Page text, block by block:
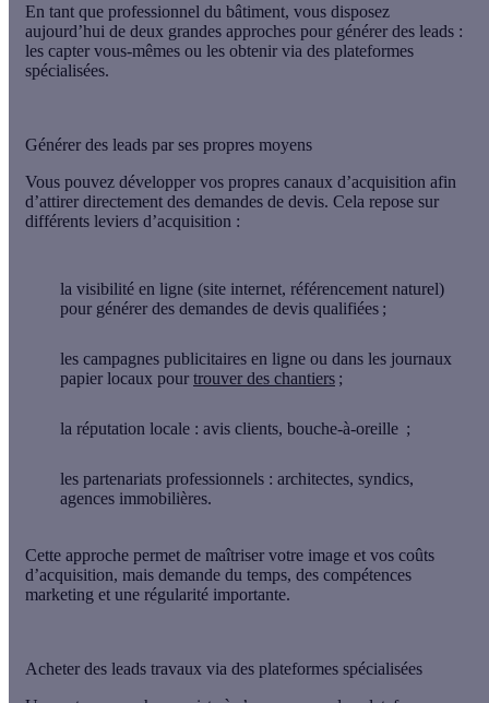
En tant que professionnel du bâtiment, vous disposez
aujourd’hui de deux grandes approches pour générer des leads :
les capter vous-mêmes ou les obtenir via des plateformes
spécialisées.
Générer des leads par ses propres moyens
Vous pouvez développer vos propres canaux d’acquisition afin
d’attirer directement des demandes de devis. Cela repose sur
différents leviers d’acquisition :
la visibilité en ligne (site internet, référencement naturel)
pour générer des demandes de devis qualifiées ;
les campagnes publicitaires en ligne ou dans les journaux
papier locaux pour trouver des chantiers ;
la réputation locale : avis clients, bouche-à-oreille ;
les partenariats professionnels : architectes, syndics,
agences immobilières.
Cette approche permet de maîtriser votre image et vos coûts
d’acquisition, mais demande du temps, des compétences
marketing et une régularité importante.
Acheter des leads travaux via des plateformes spécialisées